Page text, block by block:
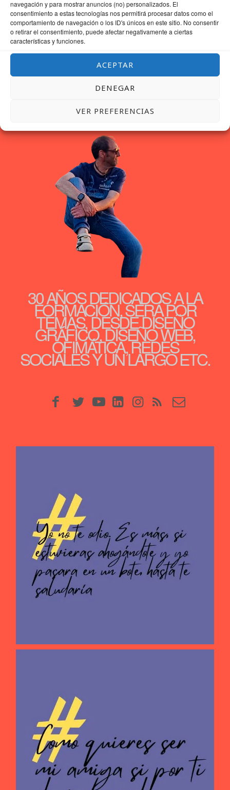
navegación y para mostrar anuncios (no) personalizados. El
consentimiento a estas tecnologías nos permitirá procesar datos como el
comportamiento de navegación o los ID's únicos en este sitio. No consentir
o retirar el consentimiento, puede afectar negativamente a ciertas
características y funciones.
ACEPTAR
DENEGAR
VER PREFERENCIAS
30 AÑOS DEDICADOS A LA
FORMACIÓN, SERÁ POR
TEMAS, DESDE DISEÑO
GRÁFICO, DISEÑO WEB,
OFIMÁTICA, REDES
SOCIALES Y UN LARGO ETC.